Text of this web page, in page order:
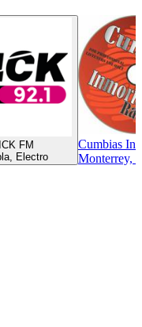
FM
Electro
Cumbias
Monterrey,